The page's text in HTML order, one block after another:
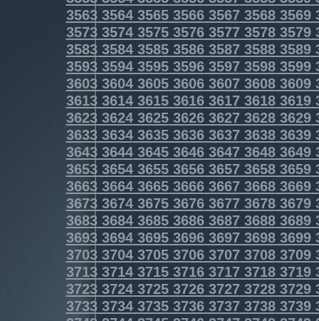
3563356435653566356735683569
3573357435753576357735783579
3583358435853586358735883589
3593359435953596359735983599
3603360436053606360736083609
3613361436153616361736183619
3623362436253626362736283629
3633363436353636363736383639
3643364436453646364736483649
3653365436553656365736583659
3663366436653666366736683669
3673367436753676367736783679
3683368436853686368736883689
3693369436953696369736983699
3703370437053706370737083709
3713371437153716371737183719
3723372437253726372737283729
3733373437353736373737383739